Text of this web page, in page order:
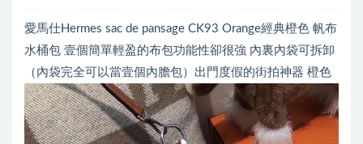
愛馬仕Hermes sac de pansage CK93 Orange經典橙色 帆布
水桶包 壹個簡單輕盈的布包功能性卻很強 內裏內袋可拆卸
（內袋完全可以當壹個內膽包）出門度假的街拍神器 橙色